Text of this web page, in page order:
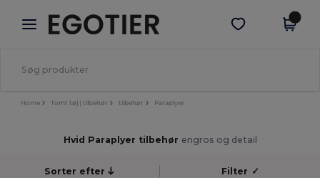
× Egotier-app
Bedre priser i appen!
Hent app
Home Tomt tøj | tilbehør tilbehør Paraplyer
Hvid Paraplyer tilbehør engros og detail
Sorter efter Filter ✓